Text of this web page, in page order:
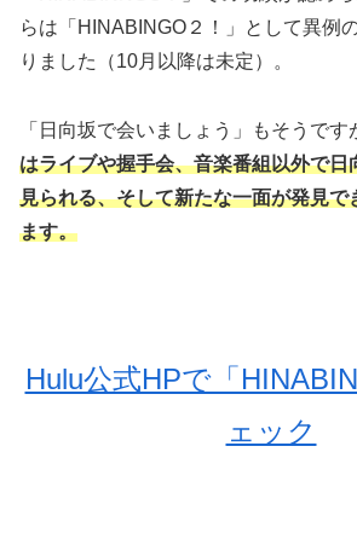
らは「HINABINGO２！」として異例
りました（10月以降は未定）。
「日向坂で会いましょう」もそうです
はライブや握手会、音楽番組以外で日
見られる、そして新たな一面が発見で
ます。
Hulu公式HPで「
ェック